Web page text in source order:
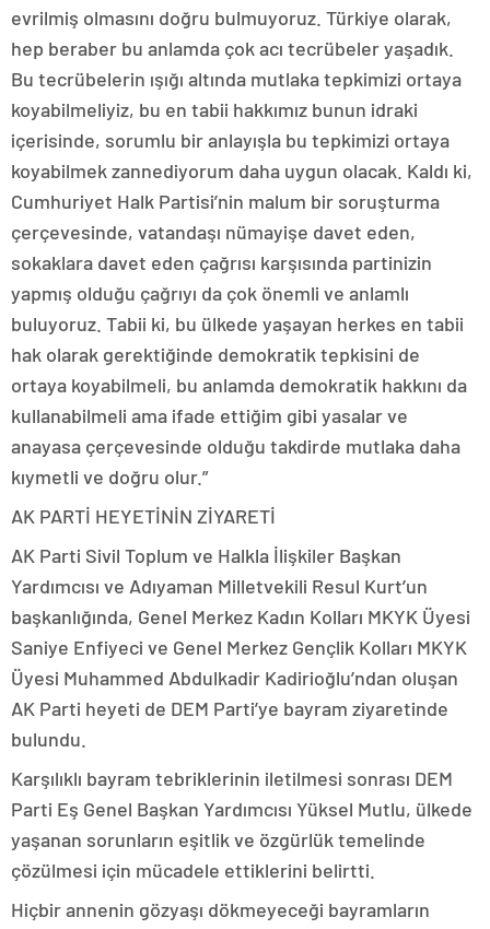
evrilmiş olmasını doğru bulmuyoruz. Türkiye olarak,
hep beraber bu anlamda çok acı tecrübeler yaşadık.
Bu tecrübelerin ışığı altında mutlaka tepkimizi ortaya
koyabilmeliyiz, bu en tabii hakkımız bunun idraki
içerisinde, sorumlu bir anlayışla bu tepkimizi ortaya
koyabilmek zannediyorum daha uygun olacak. Kaldı ki,
Cumhuriyet Halk Partisi’nin malum bir soruşturma
çerçevesinde, vatandaşı nümayişe davet eden,
sokaklara davet eden çağrısı karşısında partinizin
yapmış olduğu çağrıyı da çok önemli ve anlamlı
buluyoruz. Tabii ki, bu ülkede yaşayan herkes en tabii
hak olarak gerektiğinde demokratik tepkisini de
ortaya koyabilmeli, bu anlamda demokratik hakkını da
kullanabilmeli ama ifade ettiğim gibi yasalar ve
anayasa çerçevesinde olduğu takdirde mutlaka daha
kıymetli ve doğru olur.”
AK PARTİ HEYETİNİN ZİYARETİ
AK Parti Sivil Toplum ve Halkla İlişkiler Başkan
Yardımcısı ve Adıyaman Milletvekili Resul Kurt’un
başkanlığında, Genel Merkez Kadın Kolları MKYK Üyesi
Saniye Enfiyeci ve Genel Merkez Gençlik Kolları MKYK
Üyesi Muhammed Abdulkadir Kadirioğlu’ndan oluşan
AK Parti heyeti de DEM Parti’ye bayram ziyaretinde
bulundu.
Karşılıklı bayram tebriklerinin iletilmesi sonrası DEM
Parti Eş Genel Başkan Yardımcısı Yüksel Mutlu, ülkede
yaşanan sorunların eşitlik ve özgürlük temelinde
çözülmesi için mücadele ettiklerini belirtti.
Hiçbir annenin gözyaşı dökmeyeceği bayramların